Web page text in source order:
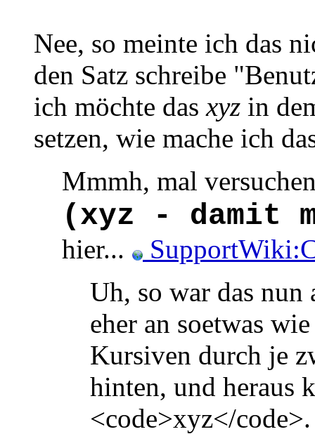
Nee, so meinte ich das
den Satz schreibe
ich möchte dasxyz in
setzen, wie mache ich
Mmmh, mal
(xyz - damit
hier...
Uh, so war das nun
eher an soetwas
Kursiven durch je
hinten, und heraus
<code>xyz</